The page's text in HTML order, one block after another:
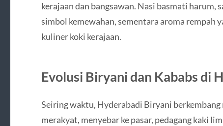
kerajaan dan bangsawan. Nasi basmati harum,
simbol kemewahan, sementara aroma rempah
kuliner koki kerajaan.
Evolusi Biryani dan Kababs di
Seiring waktu, Hyderabadi Biryani
merakyat, menyebar ke pasar, pedagang kaki